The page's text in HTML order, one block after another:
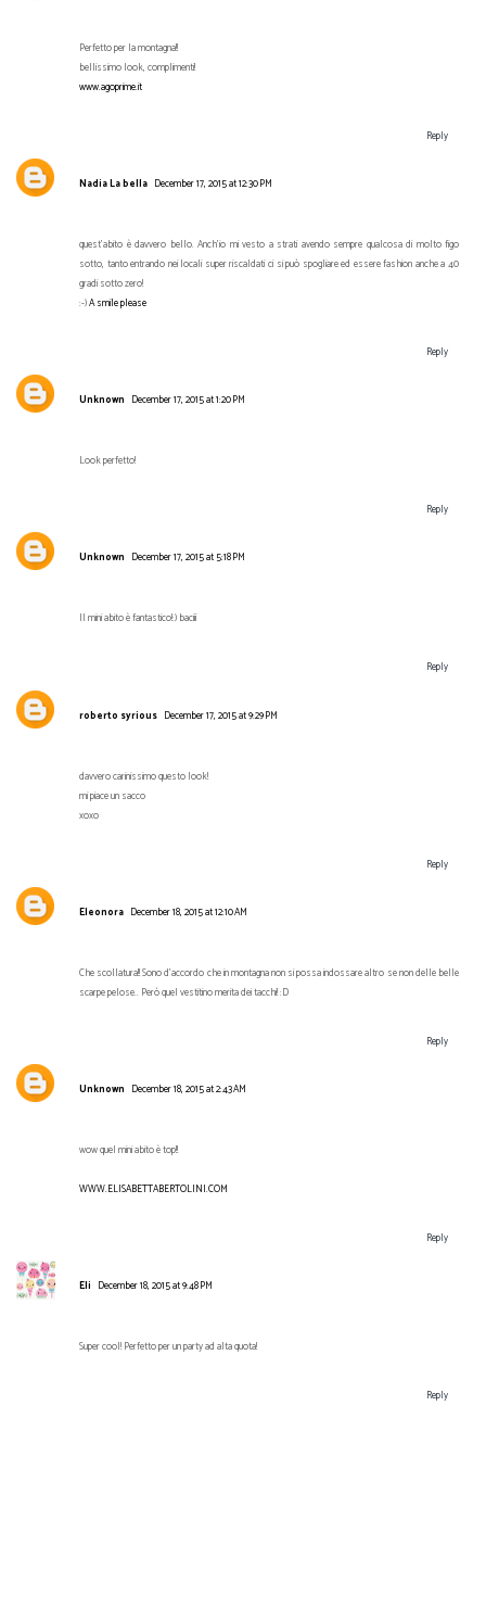
Perfetto per la montagna!!
bellissimo look, complimenti!
www.agoprime.it
Reply
Nadia La bella December 17, 2015 at 12:30 PM
quest'abito è davvero bello. Anch'io mi vesto a strati avendo sempre qualcosa di molto figo
sotto, tanto entrando nei locali super riscaldati ci si può spogliare ed essere fashion anche a 40
gradi sotto zero!
:-)A smile please
Reply
Unknown December 17, 2015 at 1:20 PM
Look perfetto!
Reply
Unknown December 17, 2015 at 5:18 PM
Il mini abito è fantastico!:) baciii
Reply
roberto syrious December 17, 2015 at 9:29 PM
davvero carinissimo questo look!
mi piace un sacco
xoxo
Reply
Eleonora December 18, 2015 at 12:10 AM
Che scollatura!! Sono d'accordo che in montagna non si possa indossare altro se non delle belle
scarpe pelose.. Però quel vestitino merita dei tacchi! :D
Reply
Unknown December 18, 2015 at 2:43 AM
wow quel mini abito è top!!
WWW.ELISABETTABERTOLINI.COM
Reply
Eli December 18, 2015 at 9:48 PM
Super cool! Perfetto per un party ad alta quota!
Reply